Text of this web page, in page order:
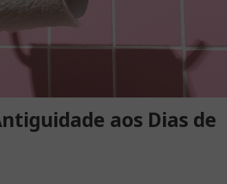
aos Dias de